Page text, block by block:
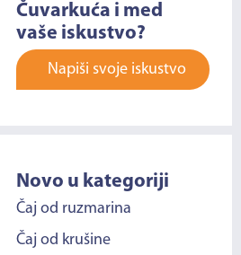
Čuvarkuća i med
vaše iskustvo?
Napiši svoje iskustvo
Novo u kategoriji
Čaj od ruzmarina
Čaj od krušine